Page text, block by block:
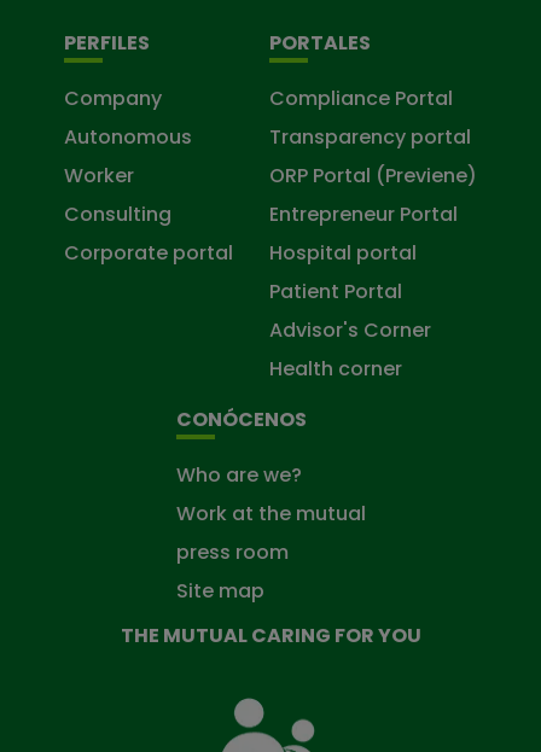
PERFILES
Company
Autonomous
Worker
Consulting
Corporate portal
PORTALES
Compliance Portal
Transparency portal
ORP Portal (Previene)
Entrepreneur Portal
Hospital portal
Patient Portal
Advisor's Corner
Health corner
CONÓCENOS
Who are we?
Work at the mutual
press room
Site map
THE MUTUAL CARING FOR YOU
Mutual
Fund